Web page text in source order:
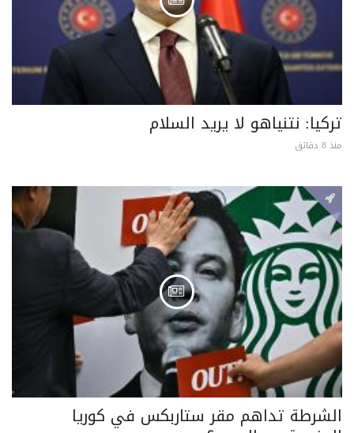
تركيا: نتنياهو لا يريد السلام
منذ 8 دقائق
الشرطة تداهم مقر ستاربكس في كوريا